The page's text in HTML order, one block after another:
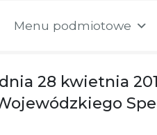
Menu podmiotowe
dnia 28 kwietnia